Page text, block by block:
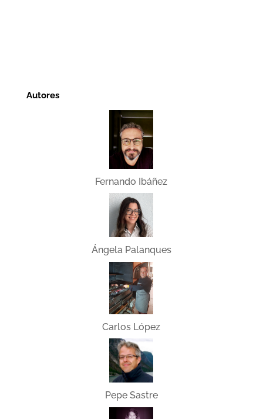
Autores
Fernando Ibáñez
Ángela Palanques
Carlos López
Pepe Sastre